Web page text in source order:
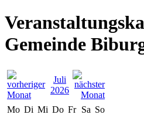
Gemeinde
Juli
2026
Mo Di Mi Do Fr Sa So